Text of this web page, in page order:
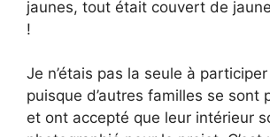
jaunes, tout était couvert de
!
Je n’étais pas la seule à
puisque d’autres familles se sont
et ont accepté que leur intérieur